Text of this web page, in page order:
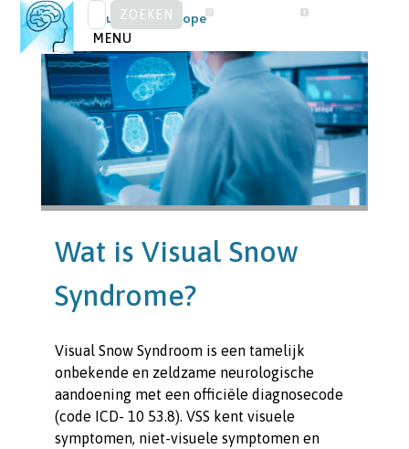
Skip
to
content
ZOEKEN
NAAR:
Visual Snow Europe
MENU
Wat is Visual Snow
Syndrome?
Visual Snow Syndroom is een tamelijk
onbekende en zeldzame neurologische
aandoening met een officiële diagnosecode
(code ICD- 10 53.8). VSS kent visuele
symptomen, niet-visuele symptomen en